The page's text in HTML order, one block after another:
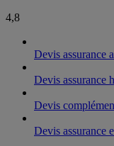
4,8
Devis assurance
Devis assurance
Devis
Devis assurance